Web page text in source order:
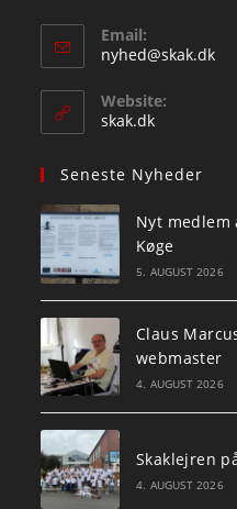
Email:
nyhed@skak.dk
Website:
skak.dk
Seneste Nyheder
Nyt medlem
Køge
5. AUGUST 2026
Claus
webmaster
4. AUGUST 2026
Skaklejren
4. AUGUST 2026